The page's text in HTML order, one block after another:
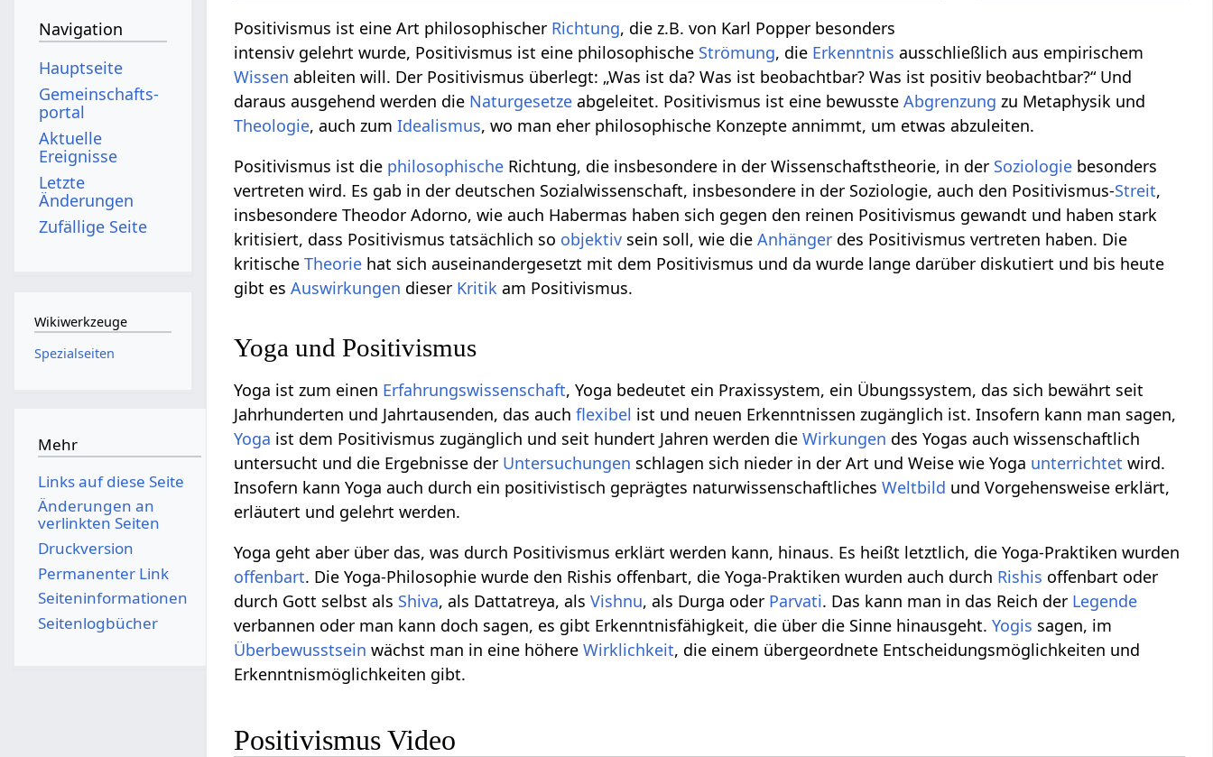
Positivismus ist eine Art philosophischer Richtung, die z.B. von Karl Popper besonders
intensiv gelehrt wurde, Positivismus ist eine philosophische Strömung, die Erkenntnis ausschließlich aus empirischem
Wissen ableiten will. Der Positivismus überlegt: „Was ist da? Was ist beobachtbar? Was ist positiv beobachtbar?“ Und
daraus ausgehend werden die Naturgesetze abgeleitet. Positivismus ist eine bewussteAbgrenzung zu Metaphysik und
Theologie, auch zumIdealismus, wo man eher philosophische Konzepte annimmt, um etwas abzuleiten.
Positivismus ist die philosophische Richtung, die insbesondere in der Wissenschaftstheorie, in der Soziologie besonders
vertreten wird. Es gab in der deutschen Sozialwissenschaft, insbesondere in der Soziologie, auch den Positivismus-Streit,
insbesondere Theodor Adorno, wie auch Habermas haben sich gegen den reinen Positivismus gewandt und haben stark
kritisiert, dass Positivismus tatsächlich so objektiv sein soll, wie dieAnhänger des Positivismus vertreten haben. Die
kritischeTheorie hat sich auseinandergesetzt mit dem Positivismus und da wurde lange darüber diskutiert und bis heute
gibt esAuswirkungen dieser Kritik am Positivismus.
Yoga und Positivismus
Yoga ist zum einen Erfahrungswissenschaft, Yoga bedeutet ein Praxissystem, ein Übungssystem, das sich bewährt seit
Jahrhunderten und Jahrtausenden, das auchflexibel ist und neuen Erkenntnissen zugänglich ist. Insofern kann man sagen,
Yoga ist dem Positivismus zugänglich und seit hundert Jahren werden dieWirkungen des Yogas auch wissenschaftlich
untersucht und die Ergebnisse der Untersuchungen schlagen sich nieder in der Art und Weise wie Yoga unterrichtet wird.
Insofern kann Yoga auch durch ein positivistisch geprägtes naturwissenschaftlichesWeltbild und Vorgehensweise erklärt,
erläutert und gelehrt werden.
Yoga geht aber über das, was durch Positivismus erklärt werden kann, hinaus. Es heißt letztlich, die Yoga-Praktiken wurden
offenbart. Die Yoga-Philosophie wurde den Rishis offenbart, die Yoga-Praktiken wurden auch durch Rishis offenbart oder
durch Gott selbst als Shiva, als Dattatreya, alsVishnu, als Durga oder Parvati. Das kann man in das Reich der Legende
verbannen oder man kann doch sagen, es gibt Erkenntnisfähigkeit, die über die Sinne hinausgeht.Yogis sagen, im
Überbewusstsein wächst man in eine höhereWirklichkeit, die einem übergeordnete Entscheidungsmöglichkeiten und
Erkenntnismöglichkeiten gibt.
Positivismus‏‎ Video
Navigation
Hauptseite
Gemeinschafts­
portal
Aktuelle
Ereignisse
Letzte
Änderungen
Zufällige Seite
Wikiwerkzeuge
Spezialseiten
Mehr
Links auf diese Seite
Änderungen an
verlinkten Seiten
Druckversion
Permanenter Link
Seiten­­informationen
Seitenlogbücher